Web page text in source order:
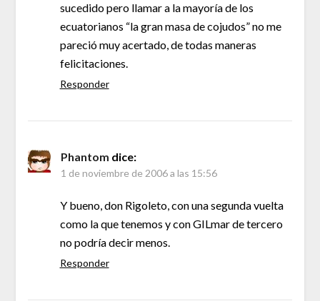
sucedido pero llamar a la mayoría de los
ecuatorianos “la gran masa de cojudos” no me
pareció muy acertado, de todas maneras
felicitaciones.
Responder
Phantom dice:
1 de noviembre de 2006 a las 15:56
Y bueno, don Rigoleto, con una segunda vuelta
como la que tenemos y con GILmar de tercero
no podría decir menos.
Responder